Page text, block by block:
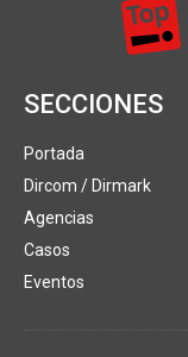
SECCIONES
Portada
Dircom / Dirmark
Agencias
Casos
Eventos